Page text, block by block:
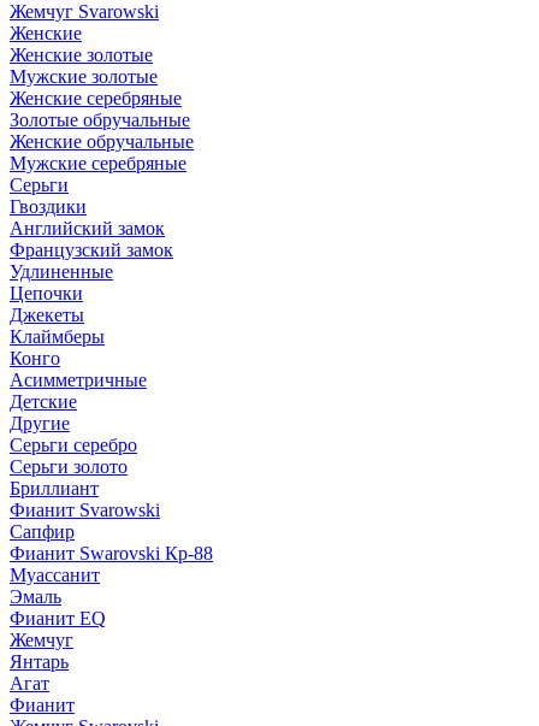
Жемчуг Svarowski
Женские
Женские золотые
Мужские золотые
Женские серебряные
Золотые обручальные
Женские обручальные
Мужские серебряные
Серьги
Гвоздики
Английский замок
Французский замок
Удлиненные
Цепочки
Джекеты
Клаймберы
Конго
Асимметричные
Детские
Другие
Серьги серебро
Серьги золото
Бриллиант
Фианит Svarowski
Сапфир
Фианит Swarovski Кр-88
Муассанит
Эмаль
Фианит EQ
Жемчуг
Янтарь
Агат
Фианит